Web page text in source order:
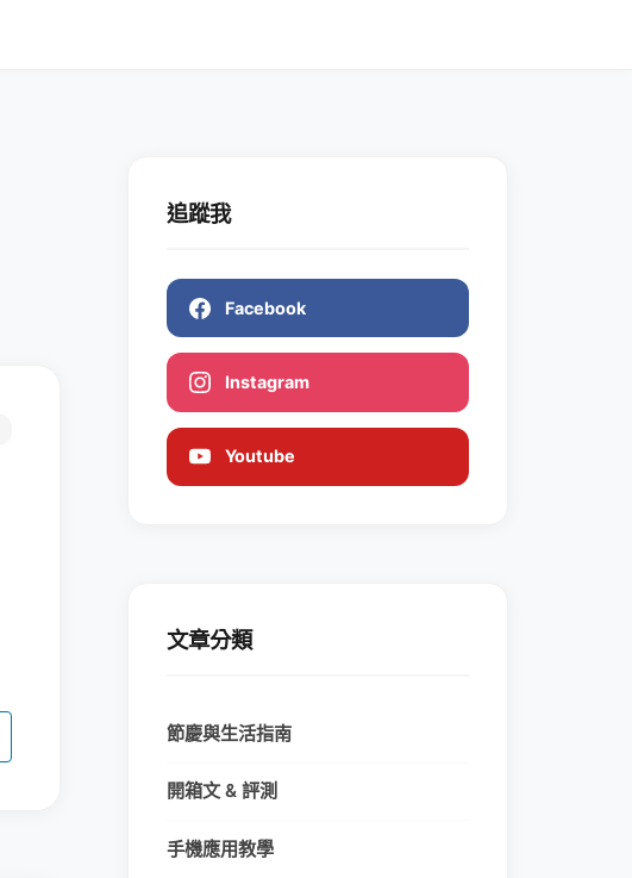
追蹤我
Facebook
Instagram
Youtube
文章分類
節慶與生活指南
開箱文 & 評測
手機應用教學